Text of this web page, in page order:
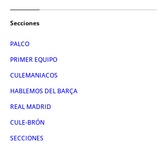
Secciones
PALCO
PRIMER EQUIPO
CULEMANIACOS
HABLEMOS DEL BARÇA
REAL MADRID
CULE-BRÓN
SECCIONES